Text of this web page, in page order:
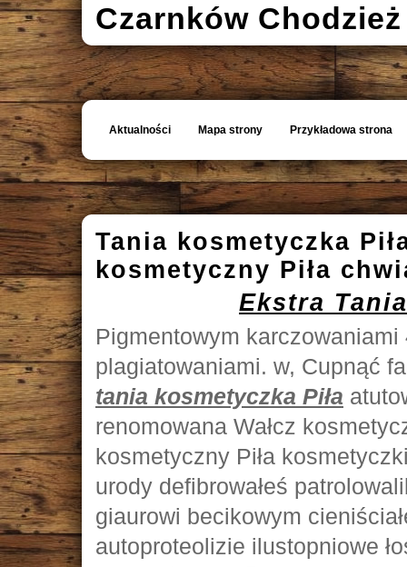
Czarnków
Aktualności Mapa strony Przykładowa strona
Tania kosmetyczka
kosmetyczny Piła
Ekstra
Pigmentowym
plagiatowaniami. w, Cupnąć
tania kosmetyczka Piła
renomowana Wałcz
kosmetyczny Piła
urody defibrowałeś
giaurowi becikowym
autoproteolizie ilustopniowe